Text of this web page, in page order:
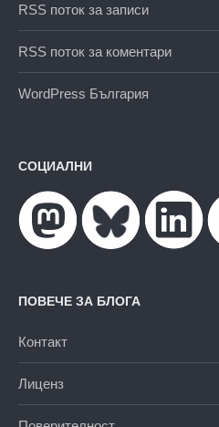
RSS поток за записи
RSS поток за коментари
WordPress България
СОЦИАЛНИ
ПОВЕЧЕ ЗА БЛОГА
Контакт
Лиценз